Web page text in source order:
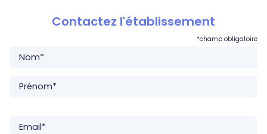
Contactez l'établissement
*champ obligatoire